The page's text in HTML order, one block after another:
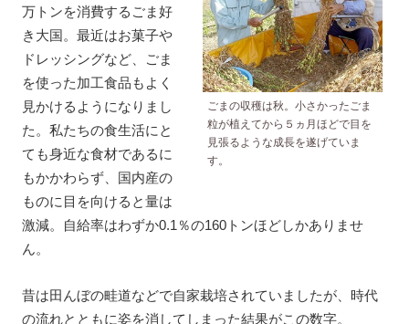
ごまの収穫は秋。小さかったごま
粒が植えてから５ヵ月ほどで目を
見張るような成長を遂げていま
す。
万トンを消費するごま好
き大国。最近はお菓子や
ドレッシングなど、ごま
を使った加工食品もよく
見かけるようになりまし
た。私たちの食生活にと
ても身近な食材であるに
もかかわらず、国内産の
ものに目を向けると量は
激減。自給率はわずか0.1％の160トンほどしかありませ
ん。
昔は田んぼの畦道などで自家栽培されていましたが、時代
の流れとともに姿を消してしまった結果がこの数字。